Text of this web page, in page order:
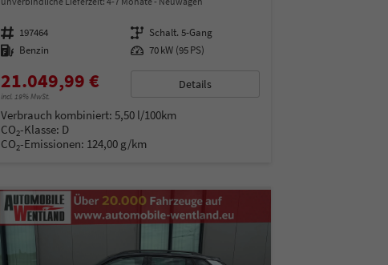
Fahrzeugnummer 197464 Getriebe Schalt. 5-Gang
Kraftstoff Benzin Leistung 70 kW (95 PS)
21.049,99 €
incl. 19% MwSt.
Details
Verbrauch kombiniert:5,50 l/100km
CO2-Klasse: D
CO2-Emissionen: 124,00 g/km